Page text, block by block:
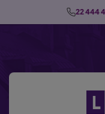
r
22 444